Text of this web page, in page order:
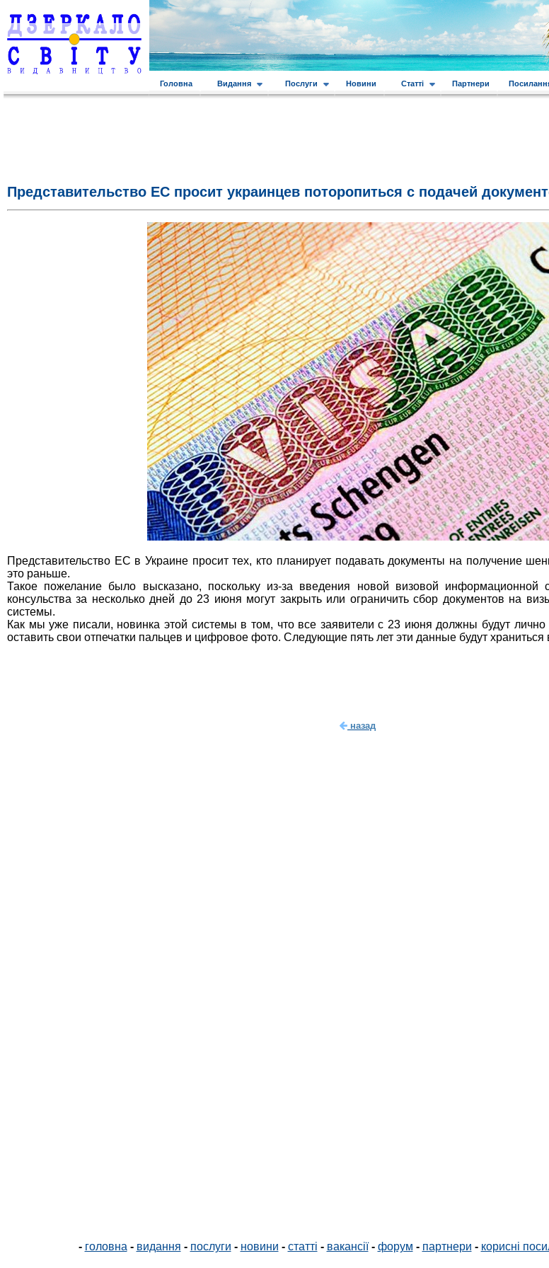
Головна Видання Послуги Новини Статті Партнери
Представительство ЕС просит украинцев поторопиться с подачей
Представительство ЕС в Украине просит тех, кто планирует подавать документы на получение
это раньше.
Такое пожелание было высказано, поскольку из-за введения новой визовой
консульства за несколько дней до 23 июня могут закрыть или ограничить сбор документов на
системы.
Как мы уже писали, новинка этой системы в том, что все заявители с 23 июня должны будут лично
оставить свои отпечатки пальцев и цифровое фото. Следующие пять лет эти данные будут
назад
- головна - видання - послуги - новини - статті - вакансії- форум - партнери - корисні